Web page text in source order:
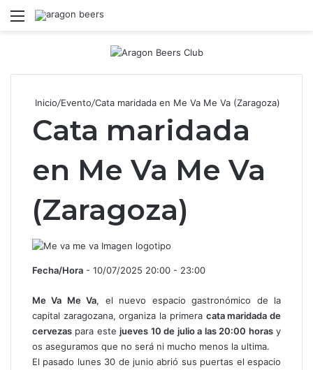
Menú
Inicio/Evento/Cata maridada en Me Va Me Va (Zaragoza)
Cata maridada
en Me Va Me Va
(Zaragoza)
Fecha/Hora - 10/07/2025 20:00 - 23:00
Me Va Me Va, el nuevo espacio gastronómico de la
capital zaragozana, organiza la primera cata maridada de
cervezas para estejueves 10 de julio a las 20:00 horasy
os aseguramos que no será ni mucho menos la ultima.
El pasado lunes 30 de junio abrió sus puertas el espacio